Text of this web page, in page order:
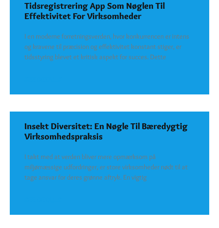
Tidsregistrering App Som Nøglen Til
Effektivitet For Virksomheder
I en moderne forretningsverden, hvor konkurrencen er intens
og kravene til præcision og effektivitet konstant stiger, er
tidsstyring blevet et kritisk aspekt for succes. Dette
Insekt Diversitet: En Nøgle Til Bæredygtig
Virksomhedspraksis
I takt med at verden bliver mere opmærksom på
miljømæssige udfordringer, er store virksomheder nødt til at
tage ansvar for deres grønne aftryk. En vigtig